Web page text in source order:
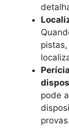
pode